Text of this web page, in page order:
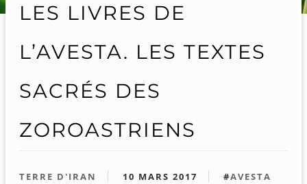
LES LIVRES DE
L’AVESTA. LES TEXTES
SACRÉS DES
ZOROASTRIENS
TERRE D'IRAN 10 MARS 2017 #AVESTA